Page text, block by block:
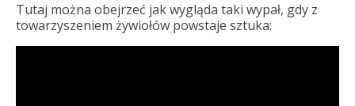
Tutaj można obejrzeć jak wygląda taki wypał, gdy z
towarzyszeniem żywiołów powstaje sztuka: